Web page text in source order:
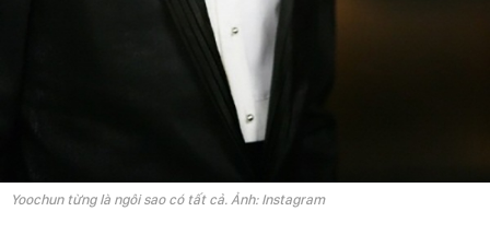
Yoochun từng là ngôi sao có tất cả. Ảnh: Instagram